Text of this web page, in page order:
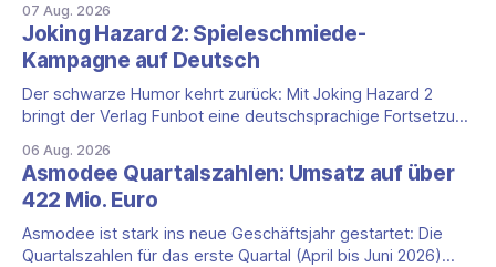
Tekhenu und Tzolk'in gehören. Der Aufhänger ist ein
ungewöhnlicher Perspektivwechsel: Sie steuern nicht die
eigene Zivilisation, sondern eine hochentwickelte
außerirdische Gottheit, die vier
07 Aug. 2026
Joking Hazard 2: Spieleschmiede-
Kampagne auf Deutsch
Der schwarze Humor kehrt zurück: Mit Joking Hazard 2
bringt der Verlag Funbot eine deutschsprachige Fortsetzung
Happiness (Explosm) auf die Spieleschmiede. Wir ordnen
ein, was die Kampagne unter dem Motto „Die fiesen
Comics sind zurück!" bietet und wo sie schweigt.
06 Aug. 2026
Asmodee Quartalszahlen: Umsatz auf über
422 Mio. Euro
Asmodee ist stark ins neue Geschäftsjahr gestartet: Die
Quartalszahlen für das erste Quartal (April bis Juni 2026)